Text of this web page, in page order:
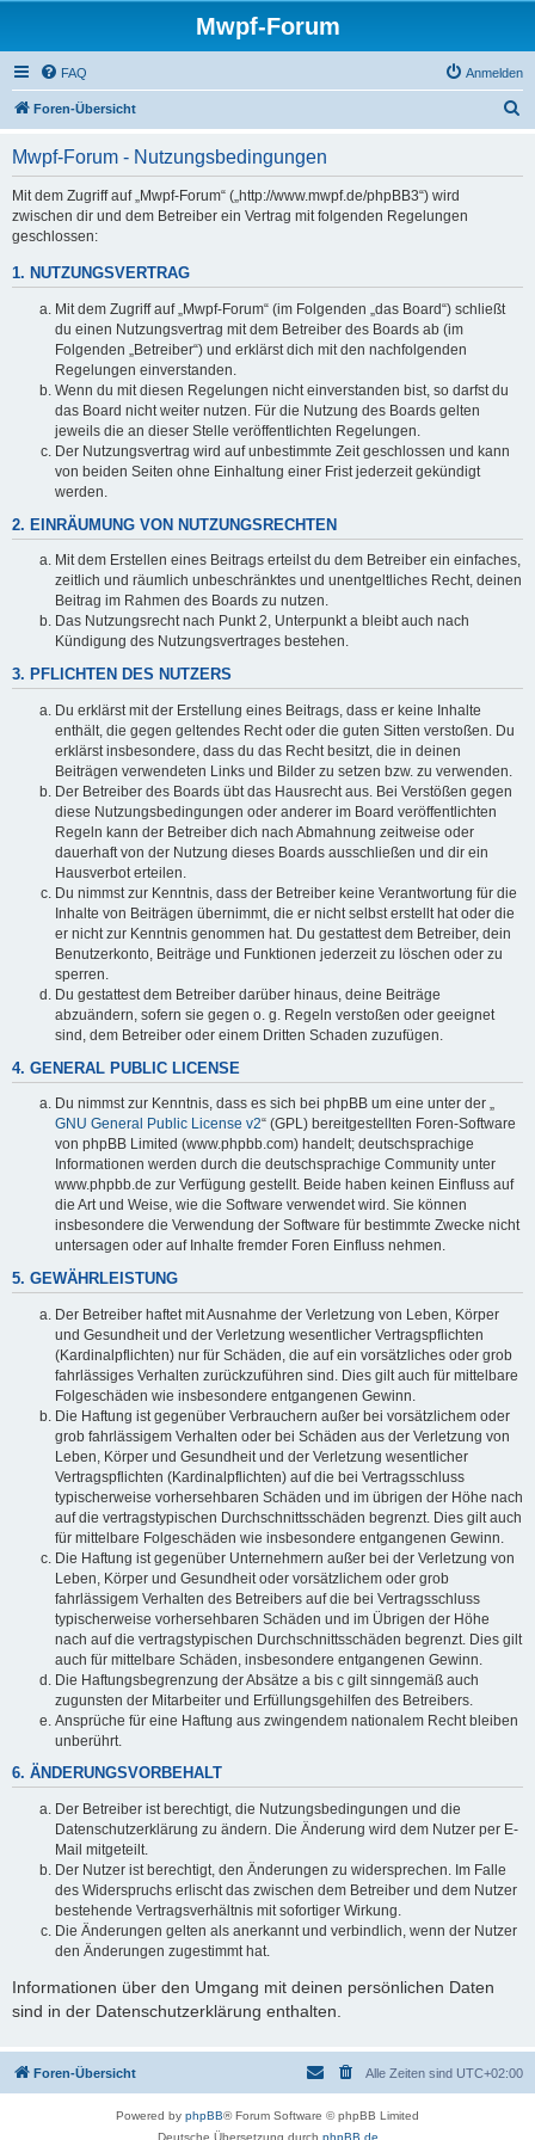
Mwpf-Forum
FAQ Anmelden
Foren-Übersicht
Mwpf-Forum - Nutzungsbedingungen
Mit dem Zugriff auf „Mwpf-Forum“ („http://www.mwpf.de/phpBB3“) wird
zwischen dir und dem Betreiber ein Vertrag mit folgenden Regelungen
geschlossen:
1. NUTZUNGSVERTRAG
Mit dem Zugriff auf „Mwpf-Forum“ (im Folgenden „das Board“) schließt
du einen Nutzungsvertrag mit dem Betreiber des Boards ab (im
Folgenden „Betreiber“) und erklärst dich mit den nachfolgenden
Regelungen einverstanden.
Wenn du mit diesen Regelungen nicht einverstanden bist, so darfst du
das Board nicht weiter nutzen. Für die Nutzung des Boards gelten
jeweils die an dieser Stelle veröffentlichten Regelungen.
Der Nutzungsvertrag wird auf unbestimmte Zeit geschlossen und kann
von beiden Seiten ohne Einhaltung einer Frist jederzeit gekündigt
werden.
2. EINRÄUMUNG VON NUTZUNGSRECHTEN
Mit dem Erstellen eines Beitrags erteilst du dem Betreiber ein einfaches,
zeitlich und räumlich unbeschränktes und unentgeltliches Recht, deinen
Beitrag im Rahmen des Boards zu nutzen.
Das Nutzungsrecht nach Punkt 2, Unterpunkt a bleibt auch nach
Kündigung des Nutzungsvertrages bestehen.
3. PFLICHTEN DES NUTZERS
Du erklärst mit der Erstellung eines Beitrags, dass er keine Inhalte
enthält, die gegen geltendes Recht oder die guten Sitten verstoßen. Du
erklärst insbesondere, dass du das Recht besitzt, die in deinen
Beiträgen verwendeten Links und Bilder zu setzen bzw. zu verwenden.
Der Betreiber des Boards übt das Hausrecht aus. Bei Verstößen gegen
diese Nutzungsbedingungen oder anderer im Board veröffentlichten
Regeln kann der Betreiber dich nach Abmahnung zeitweise oder
dauerhaft von der Nutzung dieses Boards ausschließen und dir ein
Hausverbot erteilen.
Du nimmst zur Kenntnis, dass der Betreiber keine Verantwortung für die
Inhalte von Beiträgen übernimmt, die er nicht selbst erstellt hat oder die
er nicht zur Kenntnis genommen hat. Du gestattest dem Betreiber, dein
Benutzerkonto, Beiträge und Funktionen jederzeit zu löschen oder zu
sperren.
Du gestattest dem Betreiber darüber hinaus, deine Beiträge
abzuändern, sofern sie gegen o. g. Regeln verstoßen oder geeignet
sind, dem Betreiber oder einem Dritten Schaden zuzufügen.
4. GENERAL PUBLIC LICENSE
Du nimmst zur Kenntnis, dass es sich bei phpBB um eine unter der „
GNU General Public License v2“ (GPL) bereitgestellten Foren-Software
von phpBB Limited (www.phpbb.com) handelt; deutschsprachige
Informationen werden durch die deutschsprachige Community unter
www.phpbb.de zur Verfügung gestellt. Beide haben keinen Einfluss auf
die Art und Weise, wie die Software verwendet wird. Sie können
insbesondere die Verwendung der Software für bestimmte Zwecke nicht
untersagen oder auf Inhalte fremder Foren Einfluss nehmen.
5. GEWÄHRLEISTUNG
Der Betreiber haftet mit Ausnahme der Verletzung von Leben, Körper
und Gesundheit und der Verletzung wesentlicher Vertragspflichten
(Kardinalpflichten) nur für Schäden, die auf ein vorsätzliches oder grob
fahrlässiges Verhalten zurückzuführen sind. Dies gilt auch für mittelbare
Folgeschäden wie insbesondere entgangenen Gewinn.
Die Haftung ist gegenüber Verbrauchern außer bei vorsätzlichem oder
grob fahrlässigem Verhalten oder bei Schäden aus der Verletzung von
Leben, Körper und Gesundheit und der Verletzung wesentlicher
Vertragspflichten (Kardinalpflichten) auf die bei Vertragsschluss
typischerweise vorhersehbaren Schäden und im übrigen der Höhe nach
auf die vertragstypischen Durchschnittsschäden begrenzt. Dies gilt auch
für mittelbare Folgeschäden wie insbesondere entgangenen Gewinn.
Die Haftung ist gegenüber Unternehmern außer bei der Verletzung von
Leben, Körper und Gesundheit oder vorsätzlichem oder grob
fahrlässigem Verhalten des Betreibers auf die bei Vertragsschluss
typischerweise vorhersehbaren Schäden und im Übrigen der Höhe
nach auf die vertragstypischen Durchschnittsschäden begrenzt. Dies gilt
auch für mittelbare Schäden, insbesondere entgangenen Gewinn.
Die Haftungsbegrenzung der Absätze a bis c gilt sinngemäß auch
zugunsten der Mitarbeiter und Erfüllungsgehilfen des Betreibers.
Ansprüche für eine Haftung aus zwingendem nationalem Recht bleiben
unberührt.
6. ÄNDERUNGSVORBEHALT
Der Betreiber ist berechtigt, die Nutzungsbedingungen und die
Datenschutzerklärung zu ändern. Die Änderung wird dem Nutzer per E-
Mail mitgeteilt.
Der Nutzer ist berechtigt, den Änderungen zu widersprechen. Im Falle
des Widerspruchs erlischt das zwischen dem Betreiber und dem Nutzer
bestehende Vertragsverhältnis mit sofortiger Wirkung.
Die Änderungen gelten als anerkannt und verbindlich, wenn der Nutzer
den Änderungen zugestimmt hat.
Informationen über den Umgang mit deinen persönlichen Daten
sind in der Datenschutzerklärung enthalten.
Foren-Übersicht Alle Zeiten sind UTC+02:00
Powered by phpBB® Forum Software © phpBB Limited
Deutsche Übersetzung durch phpBB.de